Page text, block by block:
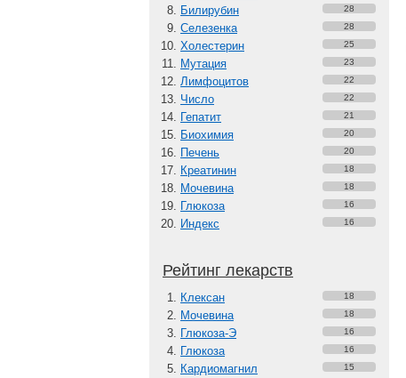
Билирубин 28
Селезенка 28
Холестерин 25
Мутация 23
Лимфоцитов 22
Число 22
Гепатит 21
Биохимия 20
Печень 20
Креатинин 18
Мочевина 18
Глюкоза 16
Индекс 16
Рейтинг лекарств
Клексан 18
Мочевина 18
Глюкоза-Э 16
Глюкоза 16
Кардиомагнил 15